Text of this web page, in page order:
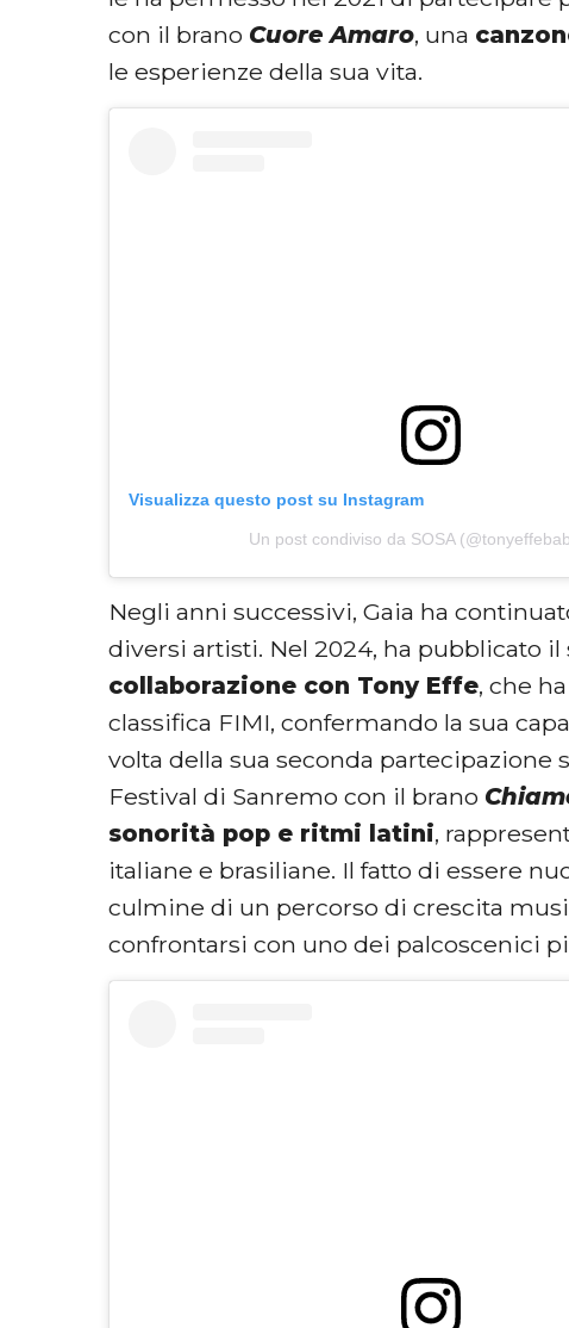
con il brano Cuore Amaro, una
le esperienze della sua vita.
Visualizza questo post su Instagram
Un post condiviso da SOSA
Negli anni successivi, Gaia ha
diversi artisti. Nel 2024, ha pubblicato
collaborazione con Tony Effe, che
classifica FIMI, confermando la sua
volta della sua seconda partecipazione
Festival di Sanremo con il brano
sonorità pop e ritmi latini,
italiane e brasiliane. Il fatto di essere
culmine di un percorso di crescita
confrontarsi con uno dei palcoscenici